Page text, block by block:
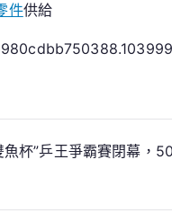
件供給
杯”乒王爭霸賽閉幕，